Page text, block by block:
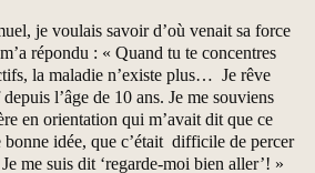
je voulais savoir d’où venait sa force
répondu : « Quand tu te concentres
la maladie n’existe plus… Je rêve
l’âge de 10 ans. Je me souviens
en orientation qui m’avait dit que ce
bonne idée, que c’était difficile de percer
me suis dit ‘regarde-moi bien aller’! »